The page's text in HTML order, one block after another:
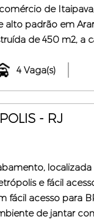
de
padrão em
de 450 m2, a
...4 Vaga(s)
- RJ
e fácil
fácil acesso para
de jantar